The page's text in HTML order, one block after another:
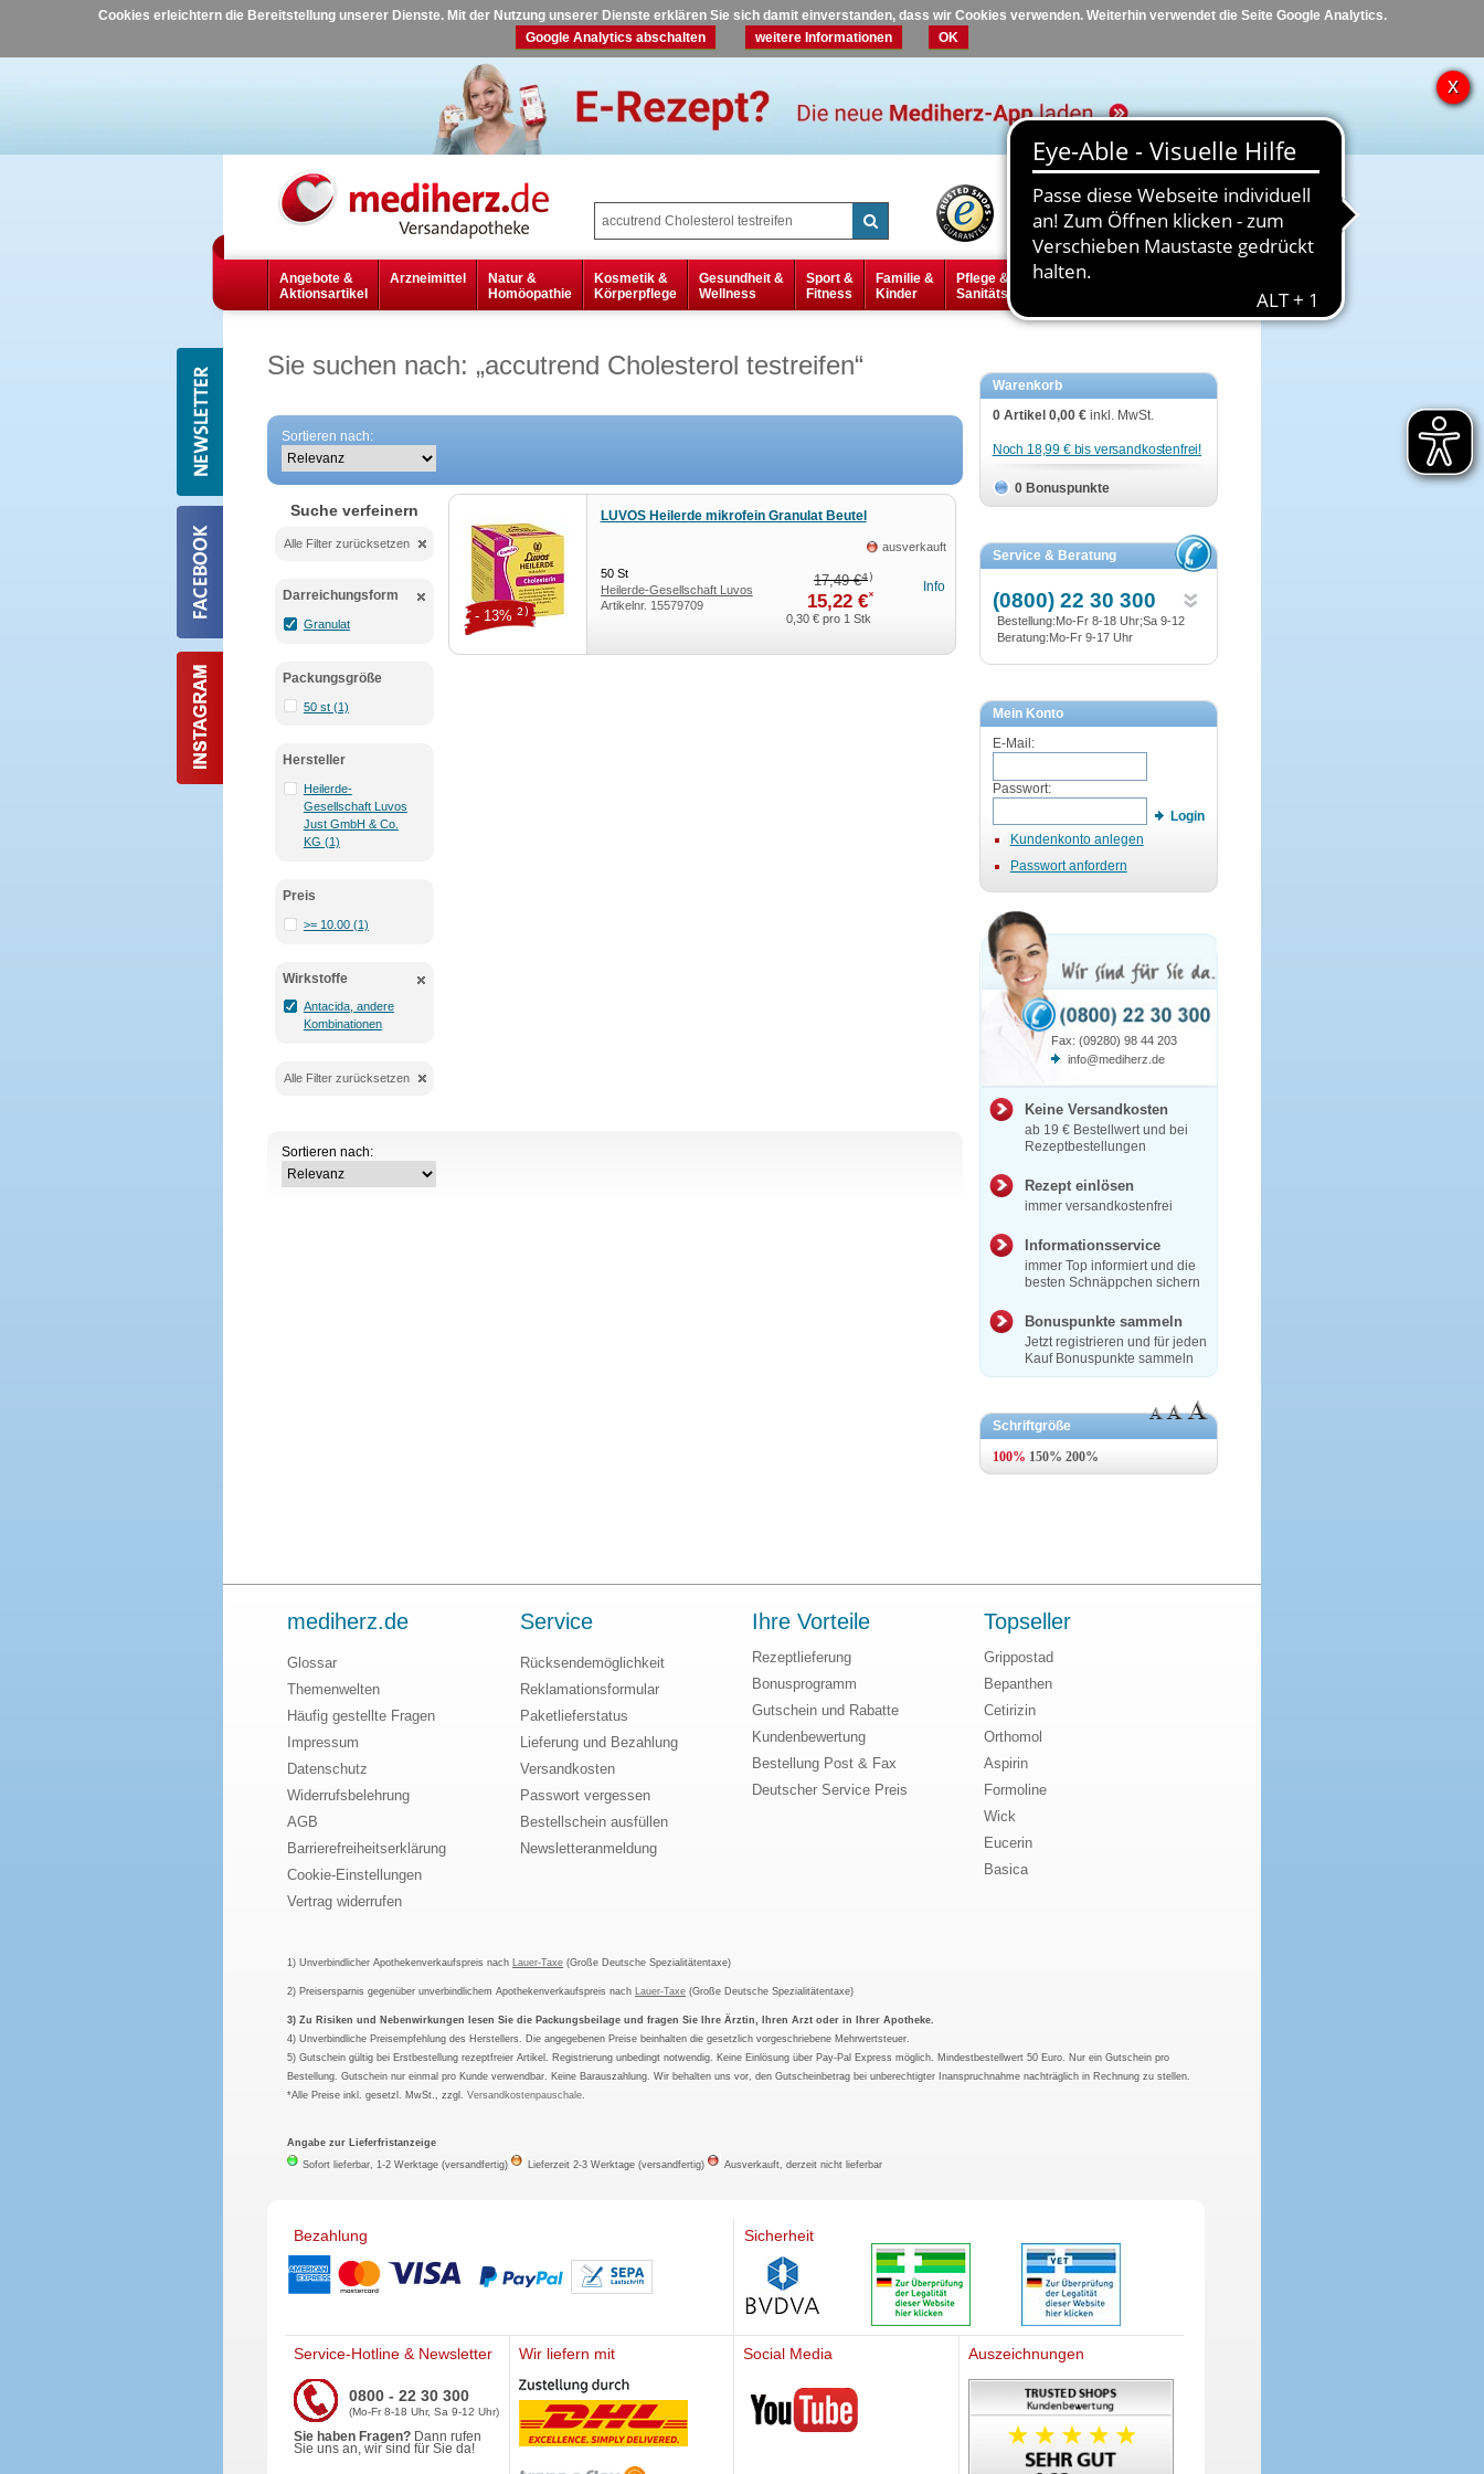
Cookies erleichtern die Bereitstellung unserer Dienste. Mit der Nutzung unserer Dienste erklären Sie sich damit einverstanden, dass wir Cookies verwenden. Weiterhin verwendet die Seite Google Analytics.
Google Analytics abschalten
weitere Informationen OK
Hilfe Kontakt
Angebote &
Aktionsartikel
Arzneimittel
Natur &
Homöopathie
Kosmetik &
Körperpflege
Gesundheit &
Wellness
Sport &
Fitness
Familie &
Kinder
Pflege &
Sanitätsbedarf
Diabetes
Sie suchen nach: „accutrend Cholesterol testreifen“
Sortieren nach:
Suche verfeinern
Alle Filter zurücksetzen
Darreichungsform
Granulat
Packungsgröße
50 st (1)
Hersteller
Heilerde-
Gesellschaft Luvos
Just GmbH & Co.
KG (1)
Preis
>= 10.00 (1)
Wirkstoffe
Antacida, andere
Kombinationen
Alle Filter zurücksetzen
LUVOS Heilerde mikrofein Granulat Beutel
50 St
Heilerde-Gesellschaft Luvos
Just GmbH & Co. KG
Artikelnr. 15579709
ausverkauft
17,49 €4)
15,22 €*
- 13% 2)
0,30 € pro 1 Stk
Info
Sortieren nach:
Warenkorb
0 Artikel 0,00 € inkl. MwSt.
Noch 18,99 € bis versandkostenfrei!
0 Bonuspunkte
Service & Beratung
(0800) 22 30 300
Bestellung:Mo-Fr 8-18 Uhr;Sa 9-12
Beratung:Mo-Fr 9-17 Uhr
Mein Konto
E-Mail:
Passwort:
Login
Kundenkonto anlegen
Passwort anfordern
Fax: (09280) 98 44 203
info@mediherz.de
Keine Versandkosten
ab 19 € Bestellwert und bei
Rezeptbestellungen
Rezept einlösen
immer versandkostenfrei
Informationsservice
immer Top informiert und die
besten Schnäppchen sichern
Bonuspunkte sammeln
Jetzt registrieren und für jeden
Kauf Bonuspunkte sammeln
Schriftgröße
mediherz.de
Glossar
Themenwelten
Häufig gestellte Fragen
Impressum
Datenschutz
Widerrufsbelehrung
AGB
Barrierefreiheitserklärung
Cookie-Einstellungen
Vertrag widerrufen
Service
Rücksendemöglichkeit
Reklamationsformular
Paketlieferstatus
Lieferung und Bezahlung
Versandkosten
Passwort vergessen
Bestellschein ausfüllen
Newsletteranmeldung
Ihre Vorteile
Rezeptlieferung
Bonusprogramm
Gutschein und Rabatte
Kundenbewertung
Bestellung Post & Fax
Deutscher Service Preis
Topseller
Grippostad
Bepanthen
Cetirizin
Orthomol
Aspirin
Formoline
Wick
Eucerin
Basica
1) Unverbindlicher Apothekenverkaufspreis nach Lauer-Taxe (Große Deutsche Spezialitätentaxe)
2) Preisersparnis gegenüber unverbindlichem Apothekenverkaufspreis nach Lauer-Taxe (Große Deutsche Spezialitätentaxe)
3) Zu Risiken und Nebenwirkungen lesen Sie die Packungsbeilage und fragen Sie Ihre Ärztin, Ihren Arzt oder in Ihrer Apotheke.
4) Unverbindliche Preisempfehlung des Herstellers. Die angegebenen Preise beinhalten die gesetzlich vorgeschriebene Mehrwertsteuer.
5) Gutschein gültig bei Erstbestellung rezeptfreier Artikel. Registrierung unbedingt notwendig. Keine Einlösung über Pay-Pal Express möglich. Mindestbestellwert 50 Euro. Nur ein Gutschein pro
Bestellung. Gutschein nur einmal pro Kunde verwendbar. Keine Barauszahlung. Wir behalten uns vor, den Gutscheinbetrag bei unberechtigter Inanspruchnahme nachträglich in Rechnung zu stellen.
*Alle Preise inkl. gesetzl. MwSt., zzgl.Versandkostenpauschale.
Angabe zur Lieferfristanzeige
Sofort lieferbar, 1-2 Werktage (versandfertig)
Lieferzeit 2-3 Werktage (versandfertig) Ausverkauft, derzeit nicht lieferbar
Bezahlung Sicherheit
Service-Hotline & Newsletter
0800 - 22 30 300
(Mo-Fr 8-18 Uhr, Sa 9-12 Uhr)
Sie haben Fragen? Dann rufen
Sie uns an, wir sind für Sie da!
Wir liefern mit Social Media
Mediherz
Auszeichnungen